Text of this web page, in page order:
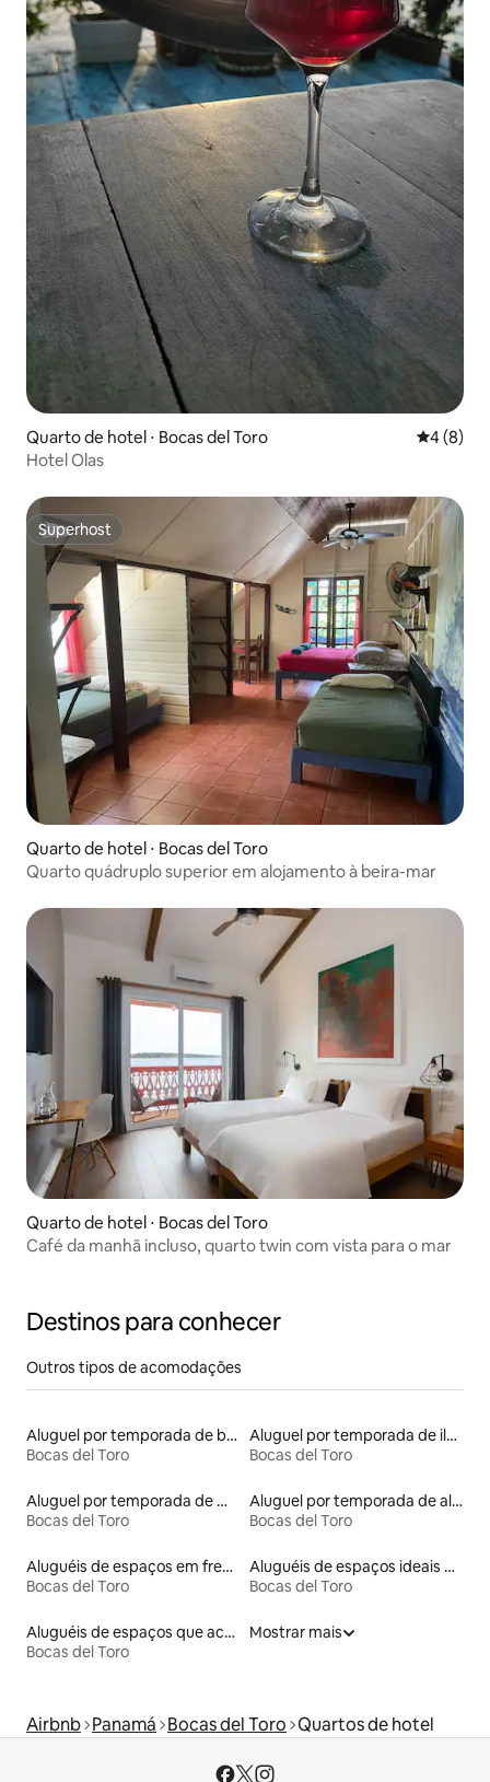
Quarto de hotel ⋅ Bocas del Toro 4 de uma
4 (8)
Hotel Olas
Superhost
Superhost
Quarto de hotel ⋅ Bocas del Toro
Quarto quádruplo superior em alojamento à beira-mar
Quarto de hotel ⋅ Bocas del Toro
Café da manhã incluso, quarto twin com vista para o mar
Destinos para conhecer
Outros tipos de acomodações
Aluguel por temporada de barcos
Bocas del Toro
Aluguel por temporada de ilhas
Bocas del Toro
Aluguel por temporada de microcasas
Bocas del Toro
Aluguel por temporada de alojamentos ecológicos
Bocas del Toro
Aluguéis de espaços em frente à praia
Bocas del Toro
Aluguéis de espaços ideais para famílias
Bocas del Toro
Aluguéis de espaços que aceitam animais de estimação
Bocas del Toro
Mostrar mais
Airbnb Panamá Bocas del Toro Quartos de hotel